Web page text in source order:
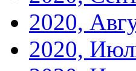
2020,
2020,